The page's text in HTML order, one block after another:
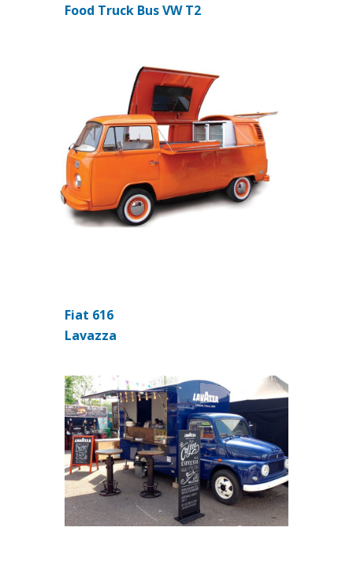
Food Truck Bus VW T2
(si apre in una nuova scheda)
Fiat 616
Lavazza(si apre in una nuova scheda)